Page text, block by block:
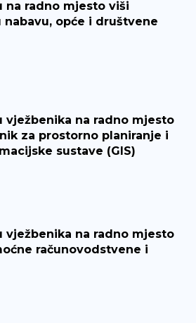
na radno mjesto viši
opće i društvene
vježbenika na radno mjesto
za prostorno planiranje i
sustave (GIS)
vježbenika na radno mjesto
računovodstvene i